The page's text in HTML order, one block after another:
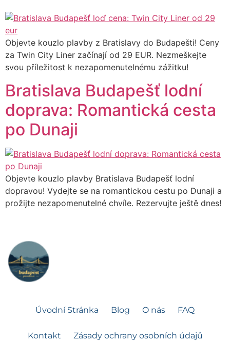
Objevte kouzlo plavby z Bratislavy do Budapešti! Ceny
za Twin City Liner začínají od 29 EUR. Nezmeškejte
svou příležitost k nezapomenutelnému zážitku!
Bratislava Budapešť lodní
doprava: Romantická cesta
po Dunaji
Objevte kouzlo plavby Bratislava Budapešť lodní
dopravou! Vydejte se na romantickou cestu po Dunaji a
prožijte nezapomenutelné chvíle. Rezervujte ještě dnes!
Úvodní Stránka Blog O nás FAQ
Kontakt Zásady ochrany osobních údajů